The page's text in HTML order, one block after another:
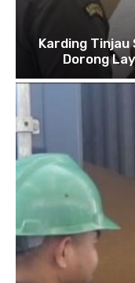
Karding Tinjau
Dorong